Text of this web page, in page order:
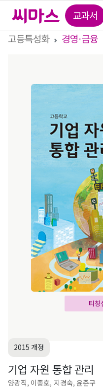
교과서
고등특성화
경영⋅금융
티칭
2015 개정
기업 자원 통합 관리
양광직, 이종호, 지경숙, 윤준구